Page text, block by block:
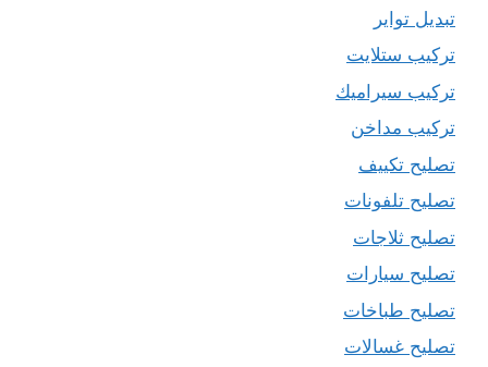
تبديل تواير
تركيب ستلايت
تركيب سيراميك
تركيب مداخن
تصليح تكييف
تصليح تلفونات
تصليح ثلاجات
تصليح سيارات
تصليح طباخات
تصليح غسالات